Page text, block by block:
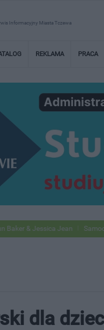
Informacyjny Miasta Tczewa
REKLAMA PRACA
Jean Samochody
dla